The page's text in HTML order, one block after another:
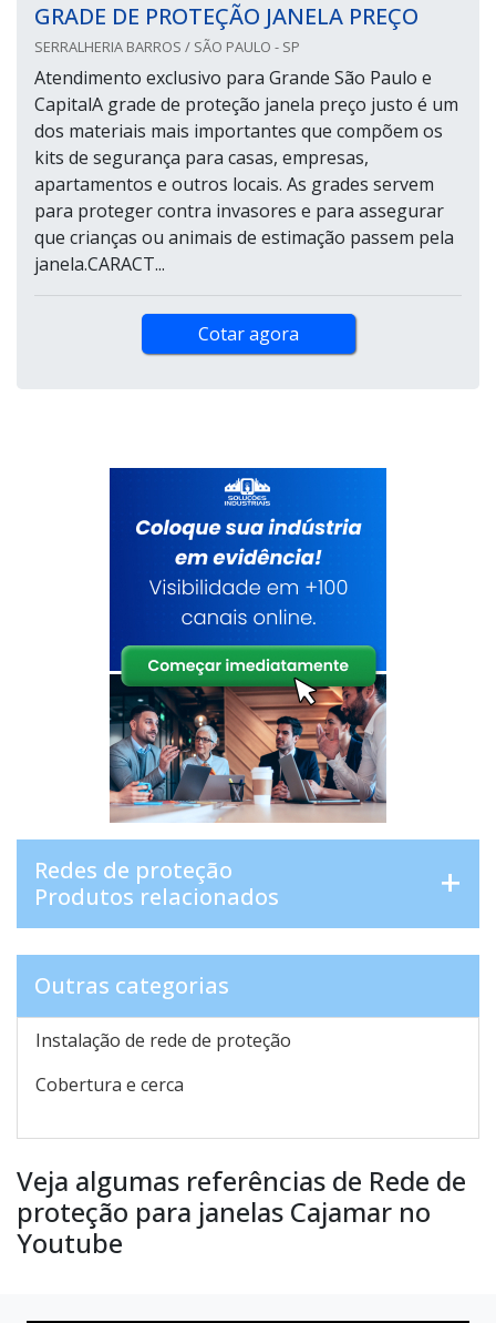
GRADE DE PROTEÇÃO JANELA PREÇO
SERRALHERIA BARROS / SÃO PAULO - SP
Atendimento exclusivo para Grande São Paulo e
CapitalA grade de proteção janela preço justo é um
dos materiais mais importantes que compõem os
kits de segurança para casas, empresas,
apartamentos e outros locais. As grades servem
para proteger contra invasores e para assegurar
que crianças ou animais de estimação passem pela
janela.CARACT...
Cotar agora
Redes de proteção
Produtos relacionados
Outras categorias
Instalação de rede de proteção
Cobertura e cerca
Veja algumas referências de Rede de
proteção para janelas Cajamar no
Youtube